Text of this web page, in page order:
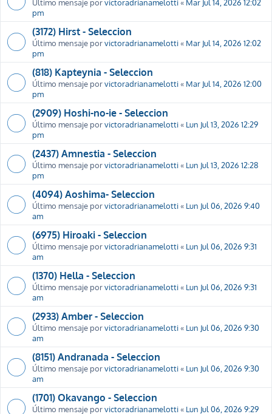
pm
(3172) Hirst - Seleccion
Último mensaje porvictoradrianamelotti« Mar Jul 14, 2026 12:02
pm
(818) Kapteynia - Seleccion
Último mensaje porvictoradrianamelotti« Mar Jul 14, 2026 12:00
pm
(2909) Hoshi-no-ie - Seleccion
Último mensaje porvictoradrianamelotti« Lun Jul 13, 2026 12:29
pm
(2437) Amnestia - Seleccion
Último mensaje porvictoradrianamelotti« Lun Jul 13, 2026 12:28
pm
(4094) Aoshima- Seleccion
Último mensaje porvictoradrianamelotti« Lun Jul 06, 2026 9:40
am
(6975) Hiroaki - Seleccion
Último mensaje porvictoradrianamelotti« Lun Jul 06, 2026 9:31
am
(1370) Hella - Seleccion
Último mensaje porvictoradrianamelotti« Lun Jul 06, 2026 9:31
am
(2933) Amber - Seleccion
Último mensaje porvictoradrianamelotti« Lun Jul 06, 2026 9:30
am
(8151) Andranada - Seleccion
Último mensaje porvictoradrianamelotti« Lun Jul 06, 2026 9:30
am
(1701) Okavango - Seleccion
Último mensaje porvictoradrianamelotti« Lun Jul 06, 2026 9:29